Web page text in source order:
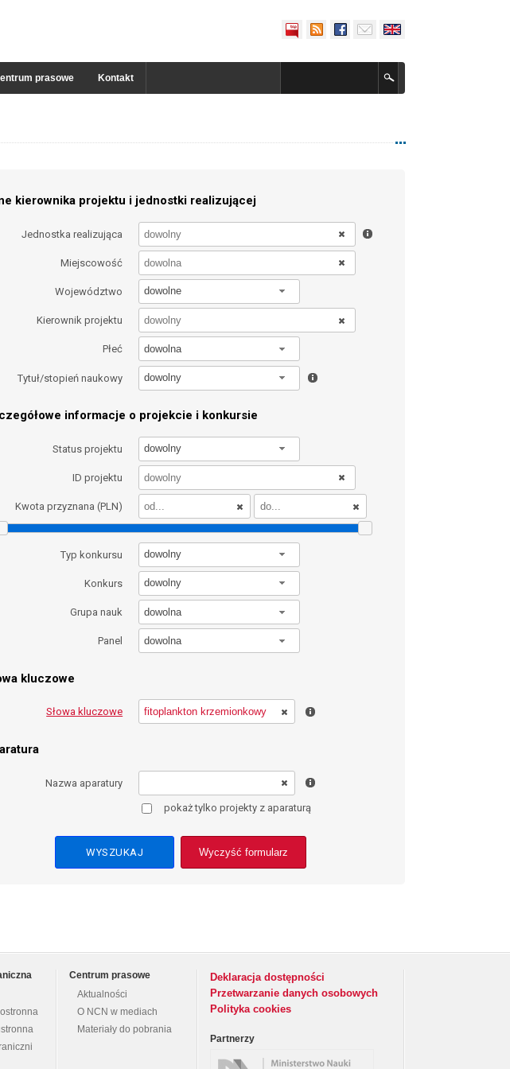
prasowe Kontakt
kierownika projektu i jednostki realizującej
Jednostka realizująca
Miejscowość
Województwo dowolne
Kierownik projektu
Płeć dowolna
Tytuł/stopień naukowy dowolny
informacje o projekcie i konkursie
Status projektu dowolny
ID projektu
Kwota przyznana (PLN)
Typ konkursu dowolny
Konkurs dowolny
Grupa nauk dowolna
Panel dowolna
kluczowe
Słowa kluczowe
Nazwa aparatury
pokaż tylko projekty z aparaturą
Wyczyść formularz
Centrum prasowe
Aktualności
O NCN w mediach
Materiały do pobrania
Deklaracja dostępności
Przetwarzanie danych osobowych
Polityka cookies
Partnerzy